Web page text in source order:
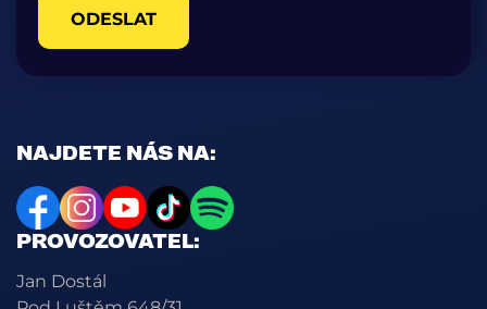
NAJDETE NÁS NA:
PROVOZOVATEL:
Jan Dostál
ODESLAT